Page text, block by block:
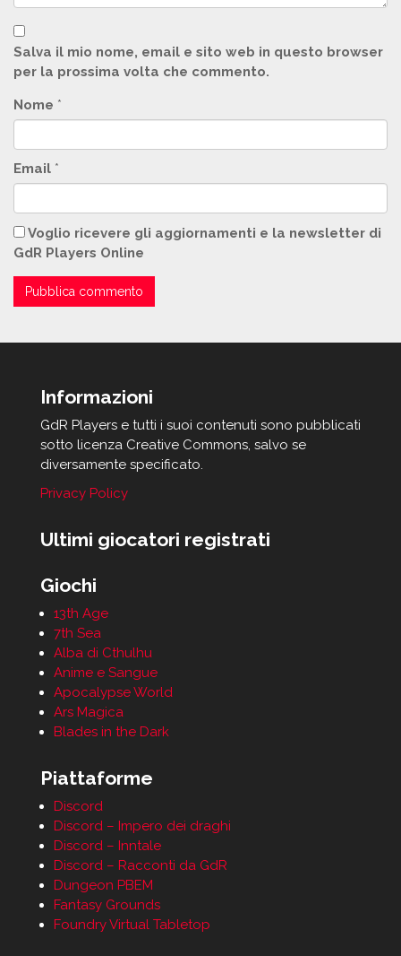
Salva il mio nome, email e sito web in questo browser
per la prossima volta che commento.
Nome *
Email *
Voglio ricevere gli aggiornamenti e la newsletter di
GdR Players Online
Informazioni
GdR Players e tutti i suoi contenuti sono pubblicati
sotto licenza Creative Commons, salvo se
diversamente specificato.
Privacy Policy
Ultimi giocatori registrati
Giochi
13th Age
7th Sea
Alba di Cthulhu
Anime e Sangue
Apocalypse World
Ars Magica
Blades in the Dark
Piattaforme
Discord
Discord – Impero dei draghi
Discord – Inntale
Discord – Racconti da GdR
Dungeon PBEM
Fantasy Grounds
Foundry Virtual Tabletop